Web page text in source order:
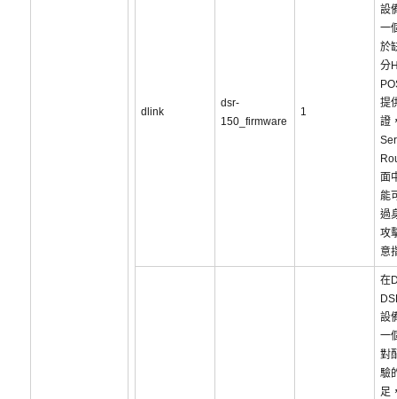
dlink
dsr-
150_firmware
1
設
一
於
分
提
證
面
能
過
攻
意
在
設
一
對
驗
足